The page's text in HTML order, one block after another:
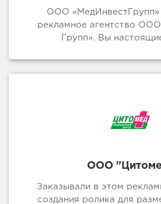
ООО «МедИнвестГрупп»
рекламное агентство
Групп». Вы
ООО
Заказывали в этом
создания ролика для